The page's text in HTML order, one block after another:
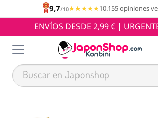
9,7/10★★★★★
★★★★★10.155 opiniones
ENVÍOS DESDE 2,99 € |